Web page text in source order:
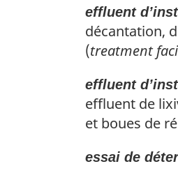
effluent
décantation,
(treatment
effluent
effluent de
et boues de
essai de